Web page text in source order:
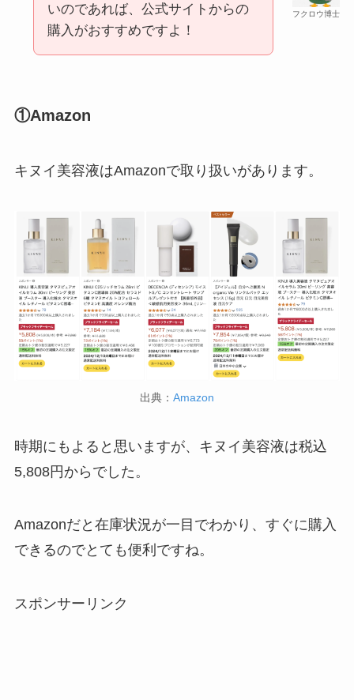
フクロウ博士
いのであれば、公式サイトからの
購入がおすすめですよ！
①Amazon
キヌイ美容液はAmazonで取り扱いがあります。
出典： Amazon
時期にもよると思いますが、キヌイ美容液は税込
5,808円からでした。
Amazonだと在庫状況が一目でわかり、すぐに購入
できるのでとても便利ですね。
スポンサーリンク